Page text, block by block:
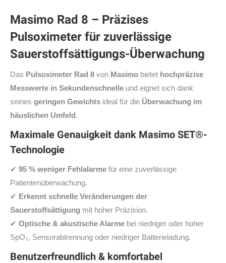
Masimo Rad 8 – Präzises
Pulsoximeter für zuverlässige
Sauerstoffsättigungs-Überwachung
Das Pulsoximeter Rad 8 von Masimo bietet hochpräzise
Messwerte in Sekundenschnelle und eignet sich dank
seines geringen Gewichts ideal für die Überwachung im
häuslichen Umfeld.
Maximale Genauigkeit dank Masimo SET®-
Technologie
✔ 95 % weniger Fehlalarme für eine zuverlässige
Patientenüberwachung.
✔ Erkennt schnelle Veränderungen der
Sauerstoffsättigung mit hoher Präzision.
✔ Optische & akustische Alarme bei niedriger oder hoher
SpO₂, Sensorabtrennung oder niedriger Batterieladung.
Benutzerfreundlich & komfortabel